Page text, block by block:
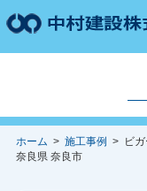
ホーム > 施工事例 > ビガ
奈良県 奈良市